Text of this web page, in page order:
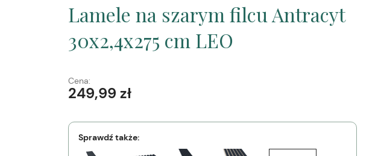
Lamele na szarym filcu Antracyt
30x2,4x275 cm LEO
Cena:
249,99 zł
Sprawdź także: